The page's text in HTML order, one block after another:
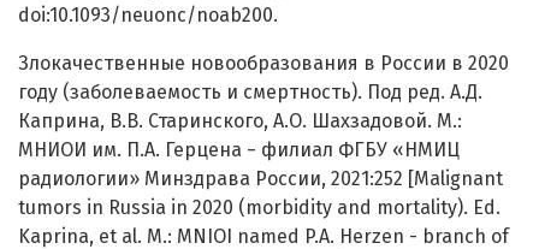
doi:10.1093/neuonc/noab200.
Злокачественные новообразования в России в 2020
году (заболеваемость и смертность). Под ред. А.Д.
Каприна, В.В. Старинского, А.О. Шахзадовой. М.:
МНИОИ им. П.А. Герцена − филиал ФГБУ «НМИЦ
радиологии» Минздрава России, 2021:252 [Malignant
tumors in Russia in 2020 (morbidity and mortality). Ed.
Kaprina, et al. M.: MNIOI named P.A. Herzen - branch of